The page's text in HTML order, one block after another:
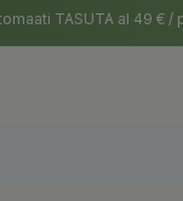
TASUTA al 49 € /